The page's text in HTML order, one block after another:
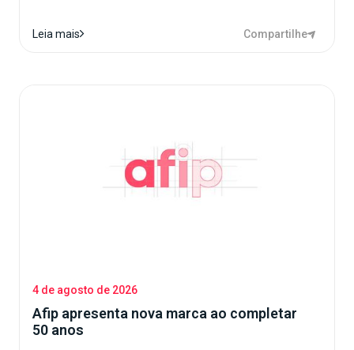
Leia mais Compartilhe
4 de agosto de 2026
Afip apresenta nova marca ao completar
50 anos